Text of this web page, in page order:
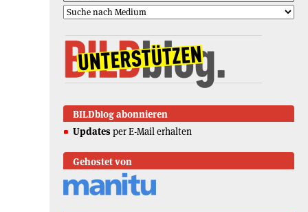
BILDblog abonnieren
Updates per E-Mail erhalten
Gehostet von